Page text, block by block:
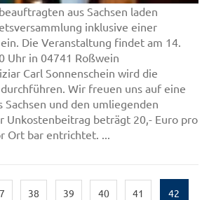
aus Sachsen laden
inklusive einer
Die Veranstaltung findet am 14.
Uhr in 04741 Roßwein
Carl Sonnenschein wird die
Wir freuen uns auf eine
Sachsen und den umliegenden
Unkostenbeitrag beträgt 20,- Euro pro
Ort bar entrichtet. ...
38 39 40 41 42